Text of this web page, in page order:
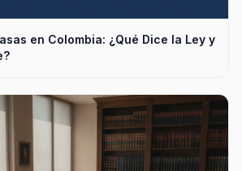
en Colombia: ¿Qué Dice la Ley y